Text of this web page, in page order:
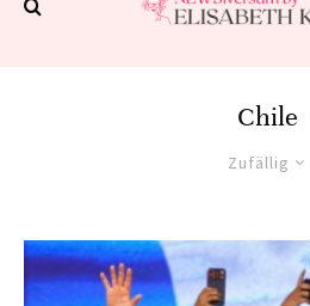
Chile
Zufällig